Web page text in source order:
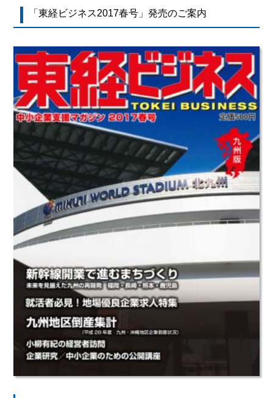
「東経ビジネス2017春号」発売のご案内